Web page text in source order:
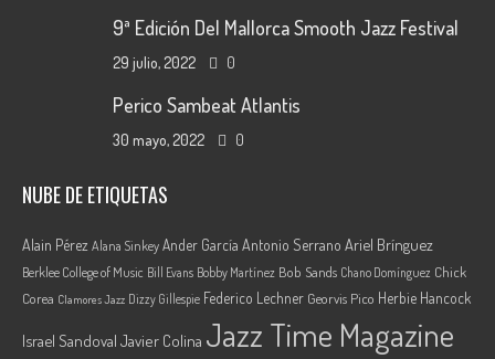
9ª Edición Del Mallorca Smooth Jazz Festival
29 julio, 2022 0
Perico Sambeat Atlantis
30 mayo, 2022 0
NUBE DE ETIQUETAS
Alain Pérez Alana SinkeyAnder García Antonio Serrano Ariel Brínguez
Berklee College of Music Bill Evans Bobby Martínez Bob Sands Chano Domínguez Chick
Corea Clamores Jazz Dizzy Gillespie Federico Lechner Georvis Pico Herbie Hancock
Israel Sandoval Javier Colina Jazz Time Magazine